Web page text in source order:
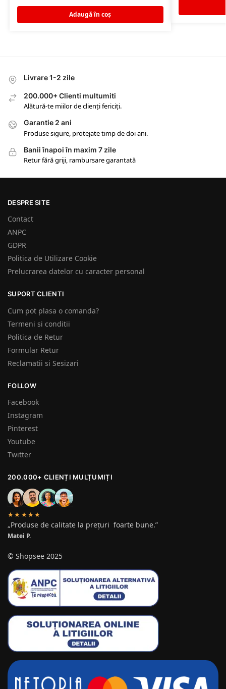
Adaugă în coș
Livrare 1-2 zile
200.000+ Clienti multumiti
Alătură-te miilor de clienți fericiți.
Garantie 2 ani
Produse sigure, protejate timp de doi ani.
Banii înapoi în maxim 7 zile
Retur fără griji, rambursare garantată
DESPRE SITE
Contact
ANPC
GDPR
Politica de Utilizare Cookie
Prelucrarea datelor cu caracter personal
SUPORT CLIENTI
Cum pot plasa o comanda?
Termeni si conditii
Politica de Retur
Formular Retur
Reclamatii si Sesizari
FOLLOW
Facebook
Instagram
Pinterest
Youtube
Twitter
200.000+ CLIENȚI MULȚUMIȚI
★★★★★
„Produse de calitate la prețuri foarte bune.”
Matei P.
© Shopsee 2025